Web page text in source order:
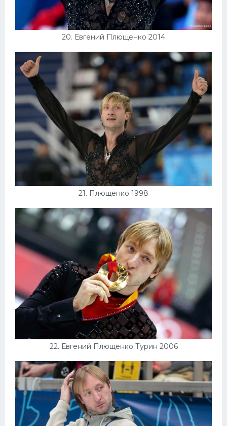
20. Евгений Плющенко 2014
21. Плющенко 1998
22. Евгений Плющенко Турин 2006